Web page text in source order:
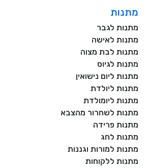
מתנות
מתנות לגבר
מתנות לאישה
מתנות לבת מצוה
מתנות לגיוס
מתנות ליום נישואין
מתנות ליולדת
מתנות ליומולדת
מתנות לשחרור מהצבא
מתנות פרידה
מתנות לחג
מתנות למורות וגננות
מתנות ללקוחות